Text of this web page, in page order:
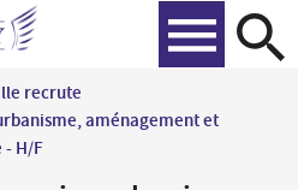
Aller
au
principal
recrute
aménagement et
H/F